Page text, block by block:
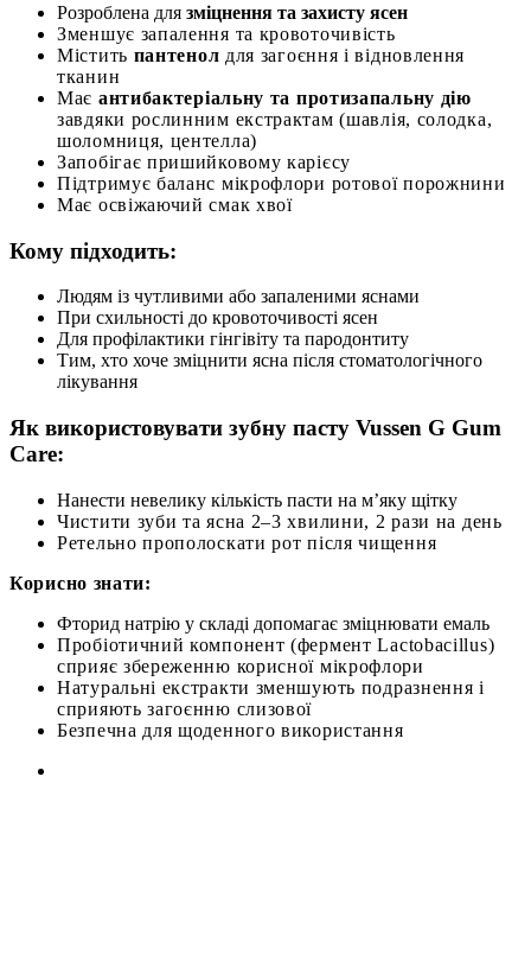
Розроблена для зміцнення та захисту ясен
Зменшує запалення та кровоточивість
Містить пантенол для загоєння і відновлення
тканин
Має антибактеріальну та протизапальну дію
завдяки рослинним екстрактам (шавлія, солодка,
шоломниця, центелла)
Запобігає пришийковому карієсу
Підтримує баланс мікрофлори ротової порожнини
Має освіжаючий смак хвої
Кому підходить:
Людям із чутливими або запаленими яснами
При схильності до кровоточивості ясен
Для профілактики гінгівіту та пародонтиту
Тим, хто хоче зміцнити ясна після стоматологічного
лікування
Як використовувати зубну пасту Vussen G Gum
Care:
Нанести невелику кількість пасти на м’яку щітку
Чистити зуби та ясна 2–3 хвилини, 2 рази на день
Ретельно прополоскати рот після чищення
Корисно знати:
Фторид натрію у складі допомагає зміцнювати емаль
Пробіотичний компонент (фермент Lactobacillus)
сприяє збереженню корисної мікрофлори
Натуральні екстракти зменшують подразнення і
сприяють загоєнню слизової
Безпечна для щоденного використання